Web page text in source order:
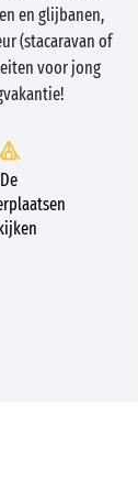
en glijbanen,
(stacaravan of
voor jong
De